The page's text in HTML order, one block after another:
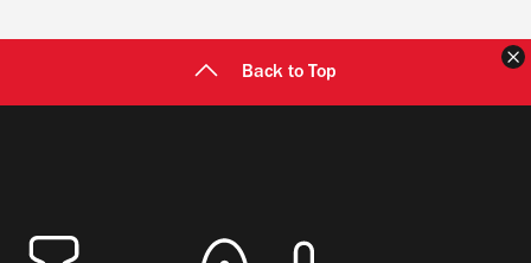
Back to Top